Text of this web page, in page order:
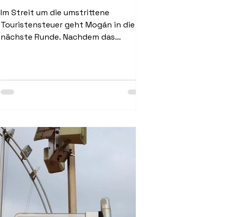
Im Streit um die umstrittene
Touristensteuer geht Mogán in die
nächste Runde. Nachdem das
den Obersten Gerichtshof Spaniens